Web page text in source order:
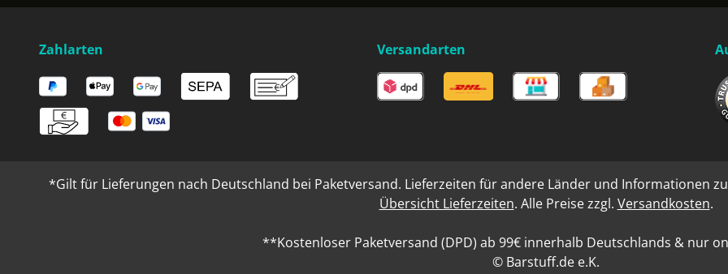
Zahlarten Versandarten
*Gilt für Lieferungen nach Deutschland bei Paketversand. Lieferzeiten für andere Länder und Informationen
Übersicht Lieferzeiten. Alle Preise zzgl. Versandkosten.
**Kostenloser Paketversand (DPD) ab 99€ innerhalb Deutschlands & nur
© Barstuff.de e.K.